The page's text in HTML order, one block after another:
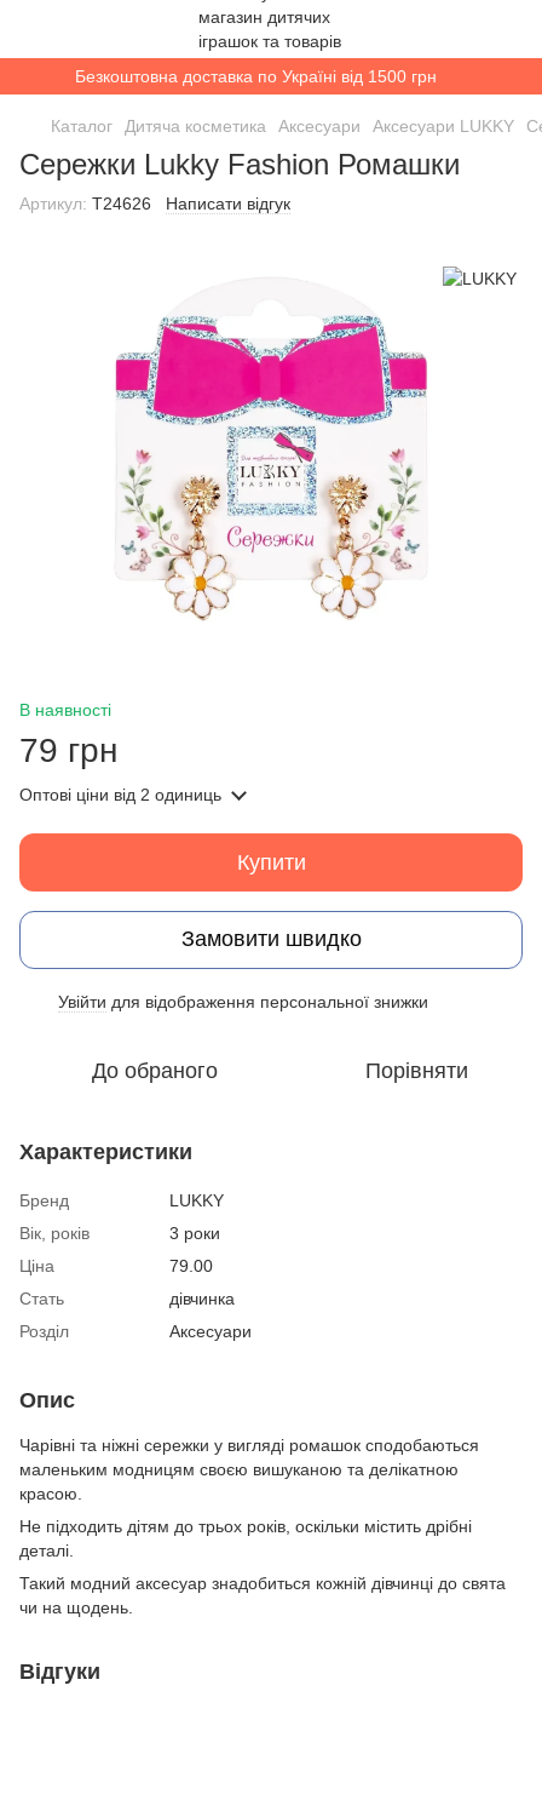
Безкоштовна доставка по Україні від 1500 грн
Каталог Дитяча косметика Аксесуари Аксесуари LUKKY
Сережки Lukky Fashion Ромашки
Артикул: T24626 Написати відгук
В наявності
79 грн
Оптові ціни від 2 одиниць
Купити
Замовити швидко
Увійти для відображення персональної знижки
До обраного Порівняти
Характеристики
Бренд
LUKKY
Вік, років
3 роки
Ціна
79.00
Стать
дівчинка
Розділ
Аксесуари
Опис
Чарівні та ніжні сережки у вигляді ромашок сподобаються
маленьким модницям своєю вишуканою та делікатною
красою.
Не підходить дітям до трьох років, оскільки містить дрібні
деталі.
Такий модний аксесуар знадобиться кожній дівчинці до свята
чи на щодень.
Відгуки